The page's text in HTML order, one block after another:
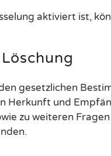
aktiviert ist,
gesetzlichen
Herkunft und
zu weiteren